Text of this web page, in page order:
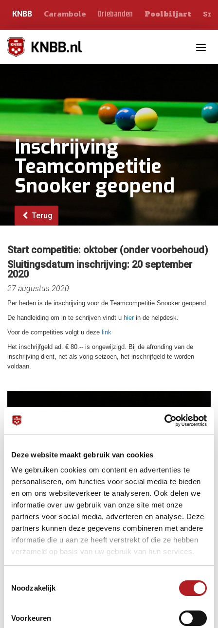
Deze website maakt gebruik van cookies
We gebruiken cookies om content en advertenties te
personaliseren, om functies voor social media te bieden
en om ons websiteverkeer te analyseren. Ook delen we
informatie over uw gebruik van onze site met onze
partners voor social media, adverteren en analyse. Deze
partners kunnen deze gegevens combineren met andere
informatie die u aan ze heeft verstrekt of die ze hebben
verzameld op basis van uw gebruik van hun services.
Noodzakelijk
Voorkeuren
KNBB Carambole Driebanden Poolbiljart
Inschrijving
Teamcompetitie
Snooker geopend
Terug
Start competitie: oktober (onder voorbehoud)
Sluitingsdatum inschrijving: 20 september
2020
27 augustus 2020
Per heden is de inschrijving voor de Teamcompetitie Snooker geopend.
De handleiding om in te schrijven vindt u hierin de helpdesk.
Voor de competities volgt u deze link
Het inschrijfgeld ad. € 80.-- is ongewijzigd. Bij de afronding van de
inschrijving dient, net als vorig seizoen, het inschrijfgeld te worden
voldaan.
Start competitie: oktober (onder voorbehoud)
Sluitingsdatum inschrijving: 20 september 2020